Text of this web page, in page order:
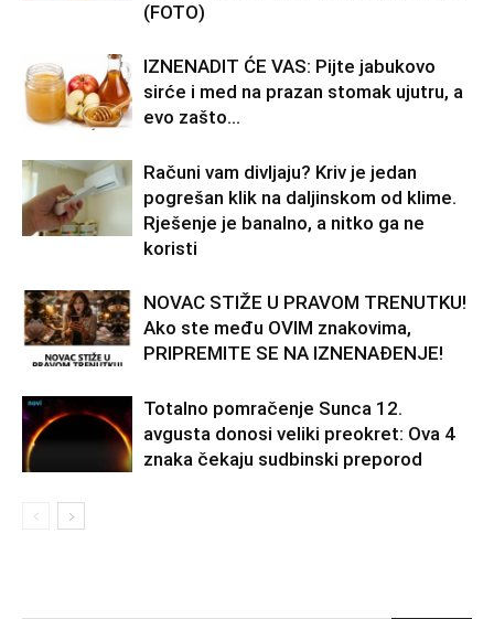
(FOTO)
IZNENADIT ĆE VAS: Pijte jabukovo
sirće i med na prazan stomak ujutru, a
evo zašto…
Računi vam divljaju? Kriv je jedan
pogrešan klik na daljinskom od klime.
Rješenje je banalno, a nitko ga ne
koristi
NOVAC STIŽE U PRAVOM TRENUTKU!
Ako ste među OVIM znakovima,
PRIPREMITE SE NA IZNENAĐENJE!
Totalno pomračenje Sunca 12.
avgusta donosi veliki preokret: Ova 4
znaka čekaju sudbinski preporod